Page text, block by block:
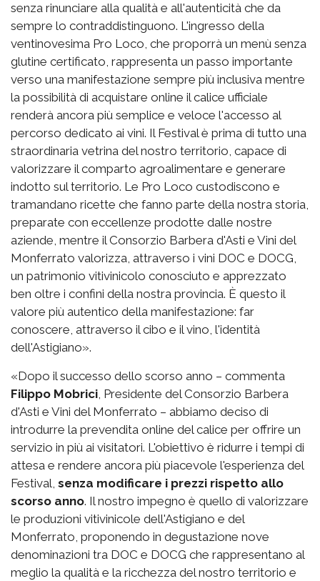
senza rinunciare alla qualità e all'autenticità che da
sempre lo contraddistinguono. L'ingresso della
ventinovesima Pro Loco, che proporrà un menù senza
glutine certificato, rappresenta un passo importante
verso una manifestazione sempre più inclusiva mentre
la possibilità di acquistare online il calice ufficiale
renderà ancora più semplice e veloce l'accesso al
percorso dedicato ai vini. Il Festival è prima di tutto una
straordinaria vetrina del nostro territorio, capace di
valorizzare il comparto agroalimentare e generare
indotto sul territorio. Le Pro Loco custodiscono e
tramandano ricette che fanno parte della nostra storia,
preparate con eccellenze prodotte dalle nostre
aziende, mentre il Consorzio Barbera d'Asti e Vini del
Monferrato valorizza, attraverso i vini DOC e DOCG,
un patrimonio vitivinicolo conosciuto e apprezzato
ben oltre i confini della nostra provincia. È questo il
valore più autentico della manifestazione: far
conoscere, attraverso il cibo e il vino, l'identità
dell'Astigiano».
«Dopo il successo dello scorso anno – commenta
Filippo Mobrici, Presidente del Consorzio Barbera
d'Asti e Vini del Monferrato – abbiamo deciso di
introdurre la prevendita online del calice per offrire un
servizio in più ai visitatori. L'obiettivo è ridurre i tempi di
attesa e rendere ancora più piacevole l'esperienza del
Festival, senza modificare i prezzi rispetto allo
scorso anno. Il nostro impegno è quello di valorizzare
le produzioni vitivinicole dell'Astigiano e del
Monferrato, proponendo in degustazione nove
denominazioni tra DOC e DOCG che rappresentano al
meglio la qualità e la ricchezza del nostro territorio e